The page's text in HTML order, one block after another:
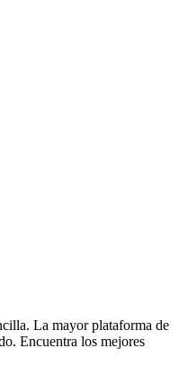
La mayor plataforma de
Encuentra los mejores